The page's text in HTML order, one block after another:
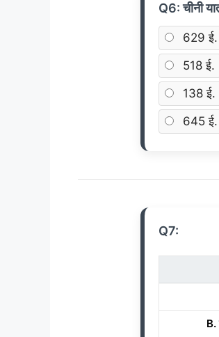
Q6: चीनी
629 ई.
518 ई.
138 ई.
645 ई.
Q7:
B.